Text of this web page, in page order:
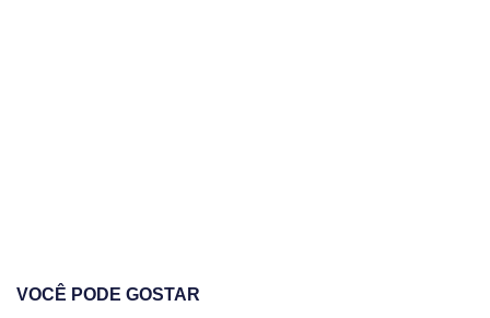
VOCÊ PODE GOSTAR